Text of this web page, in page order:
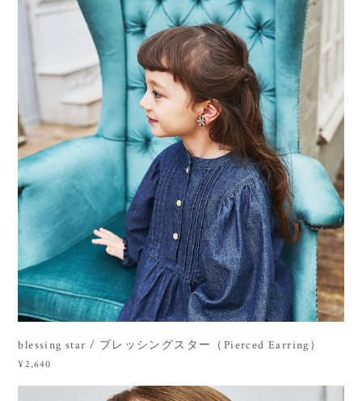
blessing star / ブレッシングスター（Pierced Earring）
¥2,640